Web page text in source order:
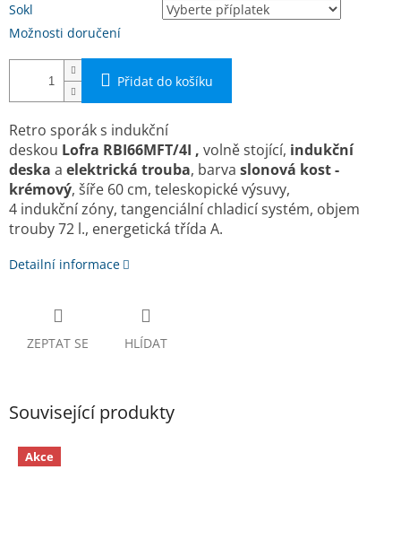
Sokl
Možnosti doručení
Přidat do košíku
Retro sporák s indukční
deskou Lofra RBI66MFT/4I , volně stojící, indukční
deska a elektrická trouba, barva slonová kost -
krémový, ší­ře 60 cm, teleskopické výsuvy,
4 indukční zóny, tangenciální chladicí systém, objem
trouby 72 l., energetická třída A.
Detailní informace
ZEPTAT SE HLÍDAT
Související produkty
Akce